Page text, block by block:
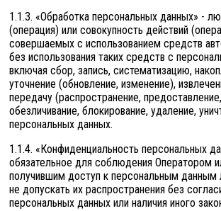
1.1.3. «Обработка персональных данных» -
(операция) или совокупность действий
совершаемых с использованием средств
без использования таких средств с
включая сбор, запись, систематизацию,
уточнение (обновление, изменение),
передачу (распространение,
обезличивание, блокирование, удаление,
персональных данных.
1.1.4. «Конфиденциальность персональных
обязательное для соблюдения Оператором
получившим доступ к персональным данным
не допускать их распространения без
персональных данных или наличия иного